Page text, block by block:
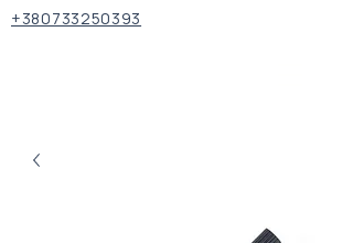
+380733250393